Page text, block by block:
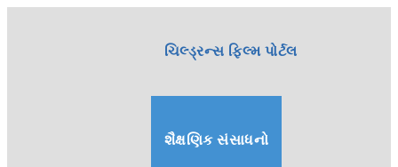
ચિલ્ડ્રન્સ ફિલ્મ પોર્ટલ
શૈક્ષણિક સંસાધનો